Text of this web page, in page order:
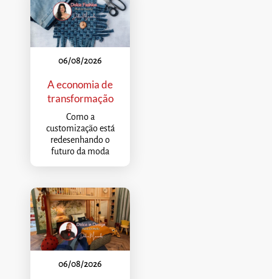
06/08/2026
A economia de
transformação
Como a
customização está
redesenhando o
futuro da moda
06/08/2026